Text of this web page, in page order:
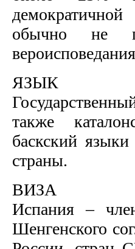
обычно не
ЯЗЫК
также
баскский
страны.
ВИЗА
Испания –
Шенгенского